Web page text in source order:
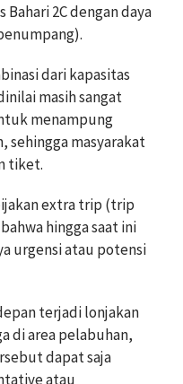
Bahari 2C dengan daya
dari kapasitas
masih sangat
menampung
sehingga masyarakat
tiket.
extra trip (trip
hingga saat ini
urgensi atau potensi
terjadi lonjakan
di area pelabuhan,
dapat saja
atau